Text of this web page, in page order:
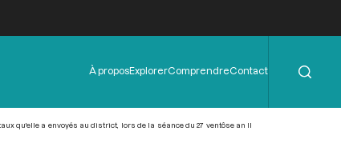
Menu
de
À proposExplorerComprendreContact
qu'elle a envoyés au district, lors de la séance du 27 ventôse an II